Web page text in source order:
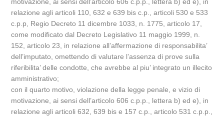
relazione agli articoli 110, 632 e 639 bis c.p., articoli 530 e 533
c.p.p, Regio Decreto 11 dicembre 1033, n. 1775, articolo 17,
come modificato dal Decreto Legislativo 11 maggio 1999, n.
152, articolo 23, in relazione all’affermazione di responsabilita’
dell’imputato, omettendo di valutare l’assenza di prove sulla
riferibilita’ delle condotte, che avrebbe al piu’ integrato un illecito
amministrativo;
con il quarto motivo, violazione della legge penale, e vizio di
motivazione, ai sensi dell’articolo 606 c.p.p., lettera b) ed e), in
relazione agli articoli 632, 639 bis e 157 c.p., articolo 531 c.p.p.,